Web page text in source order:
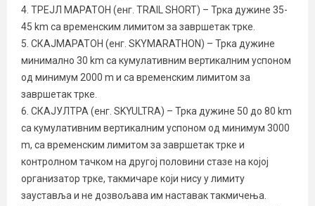
4. ТРЕЈЛ МАРАТОН (енг. TRAIL SHORT) – Трка дужине 35-
45 km са временским лимитом за завршетак трке.
5. СКАЈМАРАТОН (енг. SKYMARATHON) – Трка дужине
минимално 30 km са кумулативним вертикалним успоном
од минимум 2000 m и са временским лимитом за
завршетак трке.
6. СКАЈУЛТРА (енг. SKYULTRA) – Трка дужине 50 до 80 km
са кумулативним вертикалним успоном од минимум 3000
m, са временским лимитом за завршетак трке и
контролном тачком на другој половини стазе на којој
организатор трке, такмичаре који нису у лимиту
зауставља и не дозвољава им наставак такмичења.